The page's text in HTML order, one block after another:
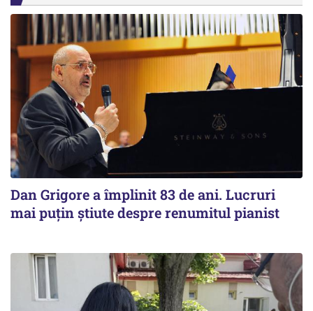
Dan Grigore a împlinit 83 de ani. Lucruri
mai puțin știute despre renumitul pianist